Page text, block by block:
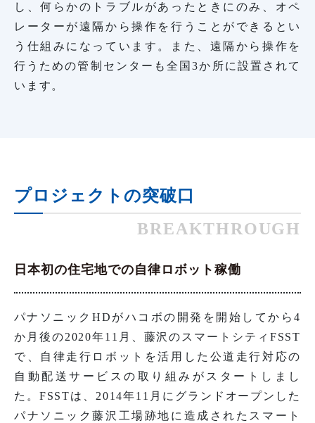
し、何らかのトラブルがあったときにのみ、オペ
レーターが遠隔から操作を行うことができるとい
う仕組みになっています。また、遠隔から操作を
行うための管制センターも全国3か所に設置されて
います。
プロジェクトの突破口
BREAKTHROUGH
日本初の住宅地での自律ロボット稼働
パナソニックHDがハコボの開発を開始してから4
か月後の2020年11月、藤沢のスマートシティFSST
で、自律走行ロボットを活用した公道走行対応の
自動配送サービスの取り組みがスタートしまし
た。FSSTは、2014年11月にグランドオープンした
パナソニック藤沢工場跡地に造成されたスマート